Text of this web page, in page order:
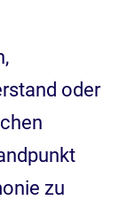
oder
zu